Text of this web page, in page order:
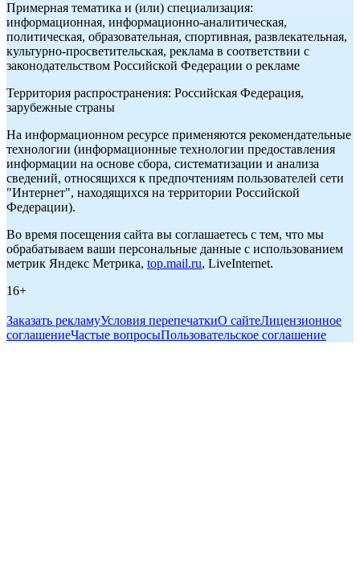
Примерная тематика и (или) специализация:
информационная, информационно-аналитическая,
политическая, образовательная, спортивная, развлекательная,
культурно-просветительская, реклама в соответствии с
законодательством Российской Федерации о рекламе
Территория распространения: Российская Федерация,
зарубежные страны
На информационном ресурсе применяются рекомендательные
технологии (информационные технологии предоставления
информации на основе сбора, систематизации и анализа
сведений, относящихся к предпочтениям пользователей сети
"Интернет", находящихся на территории Российской
Федерации).
Во время посещения сайта вы соглашаетесь с тем, что мы
обрабатываем ваши персональные данные с использованием
метрик Яндекс Метрика, top.mail.ru, LiveInternet.
16+
Заказать рекламуУсловия перепечаткиО сайтеЛицензионное
соглашениеЧастые вопросыПользовательское соглашение